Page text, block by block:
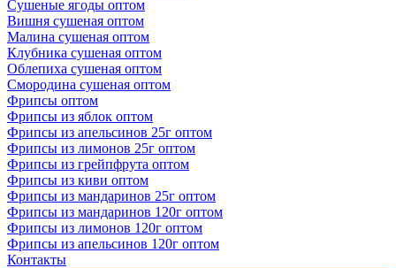
Сушеные ягоды оптом
Вишня сушеная оптом
Малина сушеная оптом
Клубника сушеная оптом
Облепиха сушеная оптом
Смородина сушеная оптом
Фрипсы оптом
Фрипсы из яблок оптом
Фрипсы из апельсинов 25г оптом
Фрипсы из лимонов 25г оптом
Фрипсы из грейпфрута оптом
Фрипсы из киви оптом
Фрипсы из мандаринов 25г оптом
Фрипсы из мандаринов 120г оптом
Фрипсы из лимонов 120г оптом
Фрипсы из апельсинов 120г оптом
Контакты